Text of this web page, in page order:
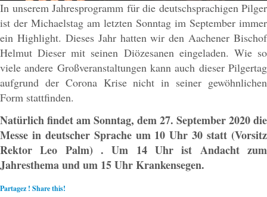
In unserem Jahresprogramm für die deutschsprachigen Pilger
ist der Michaelstag am letzten Sonntag im September immer
ein Highlight. Dieses Jahr hatten wir den Aachener Bischof
Helmut Dieser mit seinen Diözesanen eingeladen. Wie so
viele andere Großveranstaltungen kann auch dieser Pilgertag
aufgrund der Corona Krise nicht in seiner gewöhnlichen
Form stattfinden.
Natürlich findet am Sonntag, dem 27. September 2020 die
Messe in deutscher Sprache um 10 Uhr 30 statt (Vorsitz
Rektor Leo Palm) . Um 14 Uhr ist Andacht zum
Jahresthema und um 15 Uhr Krankensegen.
Partagez ! Share this!